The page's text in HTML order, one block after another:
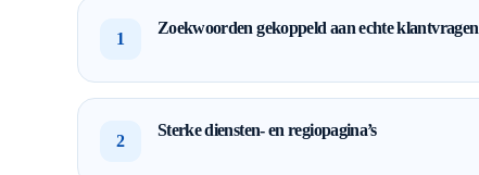
1
Zoekwoorden gekoppeld aan echte klantvragen
2
Sterke diensten- en regiopagina’s